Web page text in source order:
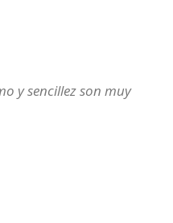
y sencillez son muy